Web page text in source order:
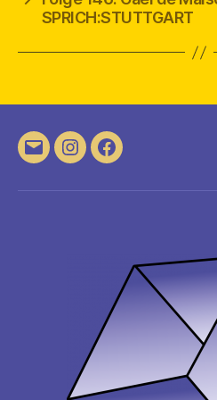
SPRICH:STUTTGART
E-
InstagramFacebook